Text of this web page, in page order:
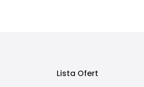
Lista Ofert